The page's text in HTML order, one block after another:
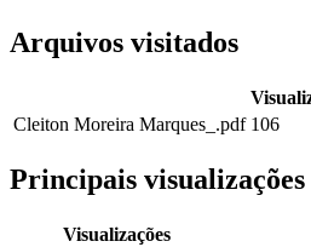
Arquivos visitados
Cleiton Moreira Marques_.pdf 106
Principais
Visualizações